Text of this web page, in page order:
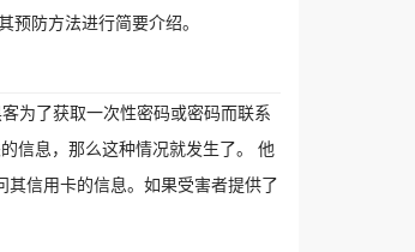
防方法进行简要介绍。
为了获取一次性密码或密码而联系
信息，那么这种情况就发生了。 他
信用卡的信息。如果受害者提供了